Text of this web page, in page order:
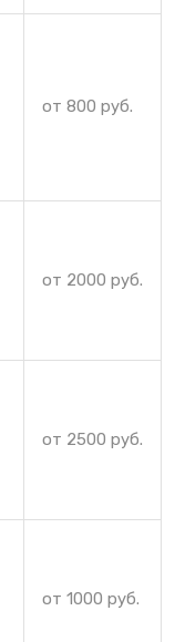
от 800 руб.
от 2000 руб.
от 2500 руб.
от 1000 руб.